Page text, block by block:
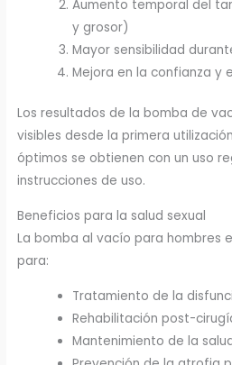
Aumento temporal del
y grosor)
Mayor sensibilidad
Mejora en la confianza y
Los resultados de la bomba de
visibles desde la primera
óptimos se obtienen con un uso
instrucciones de uso.
Beneficios para la salud sexual
La bomba al vacío para hombres
para:
Tratamiento de la
Rehabilitación post-
Mantenimiento de la